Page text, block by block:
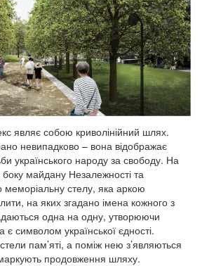
являє собою криволінійний шлях.
невипадково – вона відображає
українського народу за свободу. На
майдану Незалежності та
стелу, яка аркою
на яких згадано імена кожного з
одна на одну, утворюючи
є символом української єдності.
пам’яті, а поміж нею з’являються
маркують продовження шляху.